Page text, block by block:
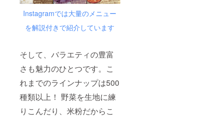
Instagramでは大量のメニュー
を解説付きで紹介しています
そして、バラエティの豊富
さも魅力のひとつです。こ
れまでのラインナップは500
種類以上！ 野菜を生地に練
りこんだり、米粉だからこ